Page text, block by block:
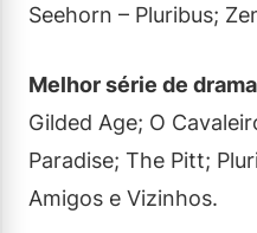
Seehorn – Pluribus;
Melhor série de
Gilded Age; O
Paradise; The Pitt;
Amigos e Vizinhos.